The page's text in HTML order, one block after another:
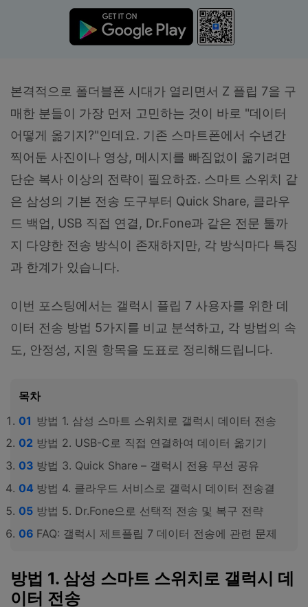
본격적으로 폴더블폰 시대가 열리면서 Z 플립 7을 구
매한 분들이 가장 먼저 고민하는 것이 바로 "데이터
어떻게 옮기지?"인데요. 기존 스마트폰에서 수년간
찍어둔 사진이나 영상, 메시지를 빠짐없이 옮기려면
단순 복사 이상의 전략이 필요하죠. 스마트 스위치 같
은 삼성의 기본 전송 도구부터 Quick Share, 클라우
드 백업, USB 직접 연결, Dr.Fone과 같은 전문 툴까
지 다양한 전송 방식이 존재하지만, 각 방식마다 특징
과 한계가 있습니다.
이번 포스팅에서는 갤럭시 플립 7 사용자를 위한 데
이터 전송 방법 5가지를 비교 분석하고, 각 방법의 속
도, 안정성, 지원 항목을 도표로 정리해드립니다.
목차
방법 1. 삼성 스마트 스위치로 갤럭시 데이터 전송
방법 2. USB-C로 직접 연결하여 데이터 옮기기
방법 3. Quick Share – 갤럭시 전용 무선 공유
방법 4. 클라우드 서비스로 갤럭시 데이터 전송결
방법 5. Dr.Fone으로 선택적 전송 및 복구 전략
FAQ: 갤럭시 제트플립 7 데이터 전송에 관련 문제
방법 1. 삼성 스마트 스위치로 갤럭시 데
이터 전송